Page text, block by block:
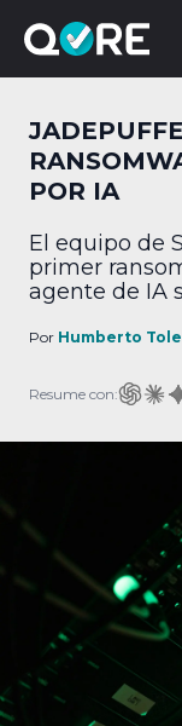
POR IA
El equipo de
primer
agente de IA
Por Humberto
Resume con: